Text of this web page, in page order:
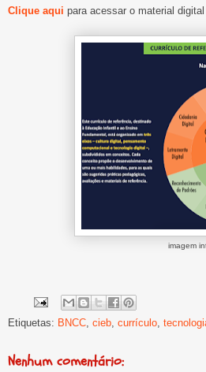
Clique aqui para acessar o material
imagem
Etiquetas: BNCC cieb currículo
Nenhum comentário: